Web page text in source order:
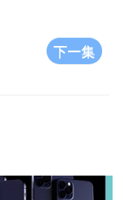
下一集